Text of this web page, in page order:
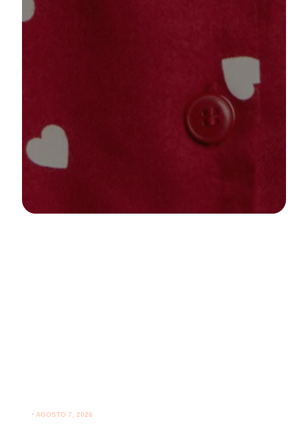
⋅ AGOSTO 7, 2026